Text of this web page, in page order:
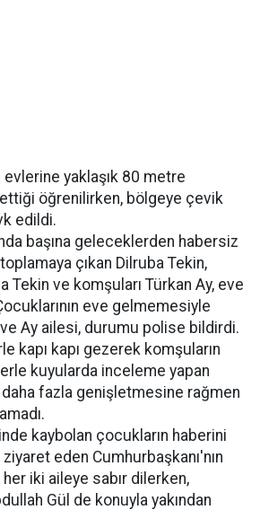
evlerine yaklaşık 80 metre
öğrenilirken, bölgeye çevik
edildi.
başına geleceklerden habersiz
çıkan Dilruba Tekin,
Tekin ve komşuları Türkan Ay, eve
eve gelmemesiyle
Ay ailesi, durumu polise bildirdi.
kapı kapı gezerek komşuların
kuyularda inceleme yapan
daha fazla genişletmesine rağmen
kaybolan çocukların haberini
eden Cumhurbaşkanı'nın
iki aileye sabır dilerken,
Gül de konuyla yakından